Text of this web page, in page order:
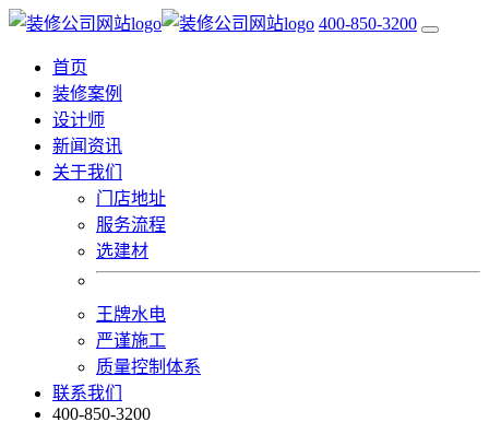
400-850-3200
首页
装修案例
设计师
新闻资讯
关于我们
门店地址
服务流程
选建材
王牌水电
严谨施工
质量控制体系
联系我们
400-850-3200